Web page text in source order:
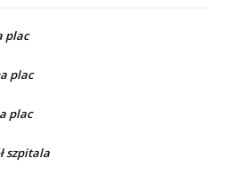
plac
plac
plac
szpitala